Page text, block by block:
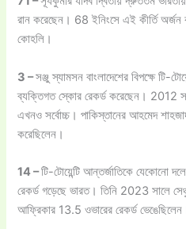
রান করেছেন। 68 ইনিংসে এই কীর্তি অর্জন
কোহলি।
3 –সঞ্জু স্যামসন বাংলাদেশের বিপক্ষে টি-
ব্যক্তিগত স্কোর রেকর্ড করেছেন। 2012
এখনও সর্বোচ্চ। পাকিস্তানের আহমেদ
করেছিলেন।
14 –টি-টোয়েন্টি আন্তর্জাতিকে যেকোনো
রেকর্ড গড়েছে ভারত। তিনি 2023 সালে
আফ্রিকার 13.5 ওভারের রেকর্ড